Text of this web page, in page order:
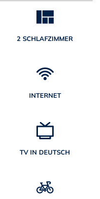
2 SCHLAFZIMMER
INTERNET
TV IN DEUTSCH